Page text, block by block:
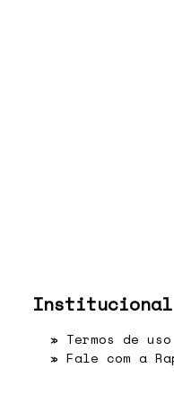
Institucional
» Termos de uso
» Fale com a